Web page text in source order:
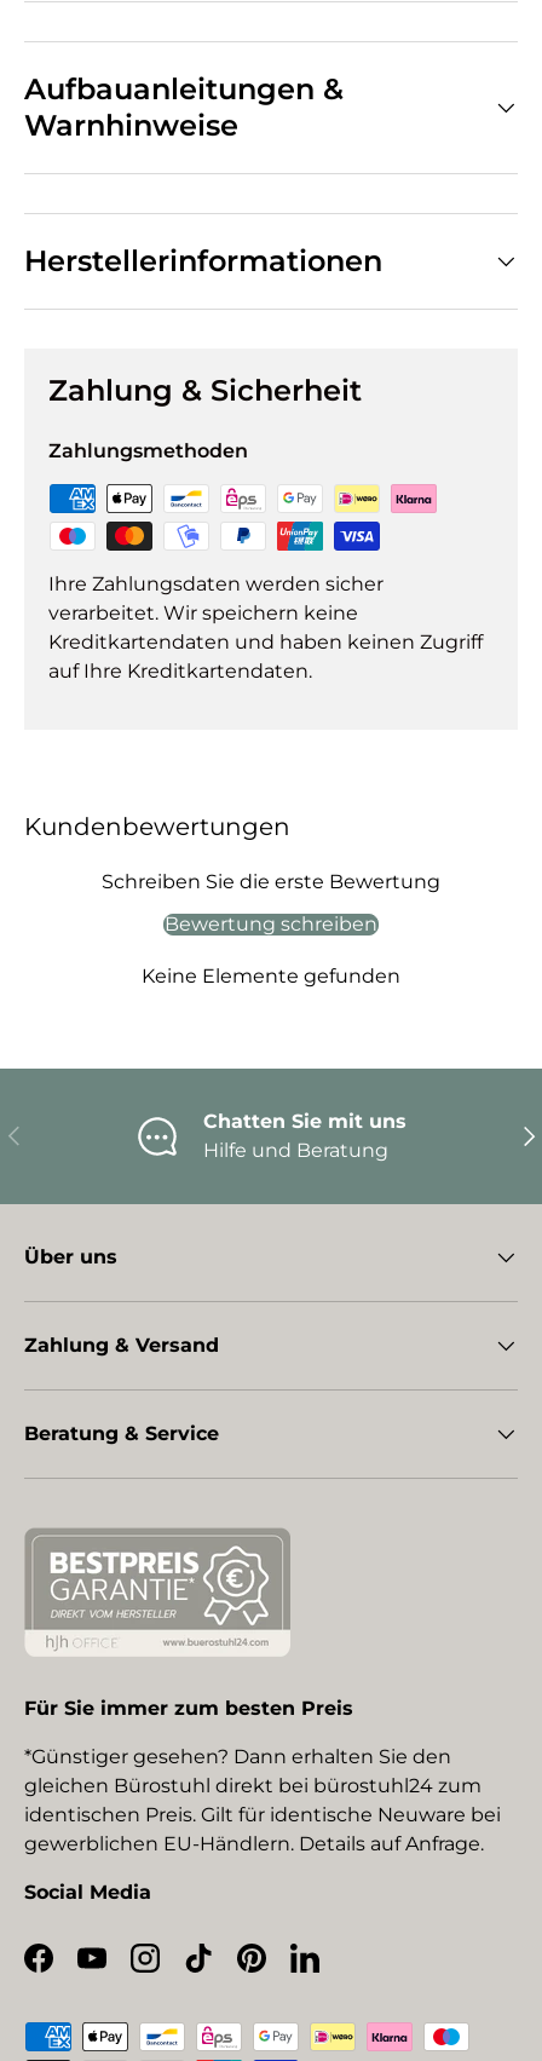
Aufbauanleitungen &
Warnhinweise
Herstellerinformationen
Zahlung & Sicherheit
Zahlungsmethoden
Ihre Zahlungsdaten werden sicher
verarbeitet. Wir speichern keine
Kreditkartendaten und haben keinen Zugriff
auf Ihre Kreditkartendaten.
Kundenbewertungen
Schreiben Sie die erste Bewertung
Bewertung schreiben
Keine Elemente gefunden
Vorherige
Chatten Sie mit uns
Hilfe und Beratung
Über uns
Zahlung & Versand
Beratung & Service
Für Sie immer zum besten Preis
*Günstiger gesehen? Dann erhalten Sie den
gleichen Bürostuhl direkt bei bürostuhl24 zum
identischen Preis. Gilt für identische Neuware bei
gewerblichen EU-Händlern. Details auf Anfrage.
Social Media
Facebook
YouTubeInstagram
TikTokPinterestLinkedIn
Zahlungsmethoden